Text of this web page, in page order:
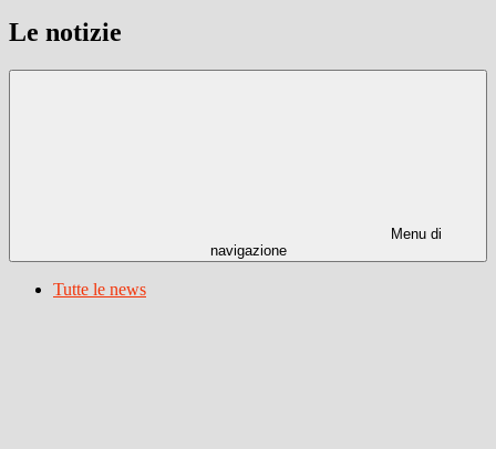
Le notizie
Menu di
navigazione
Tutte le news